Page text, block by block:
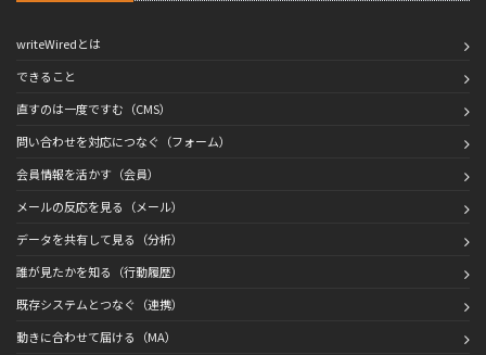
writeWiredとは
できること
直すのは一度ですむ（CMS）
問い合わせを対応につなぐ（フォーム）
会員情報を活かす（会員）
メールの反応を見る（メール）
データを共有して見る（分析）
誰が見たかを知る（行動履歴）
既存システムとつなぐ（連携）
動きに合わせて届ける（MA）